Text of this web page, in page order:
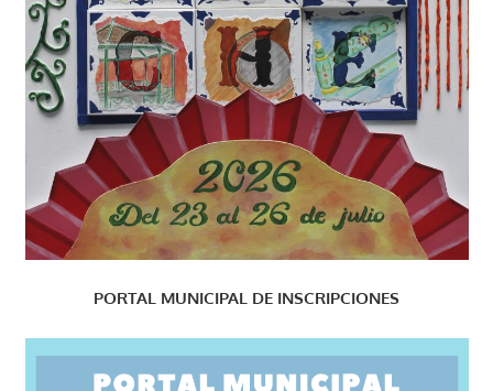
PORTAL MUNICIPAL DE INSCRIPCIONES